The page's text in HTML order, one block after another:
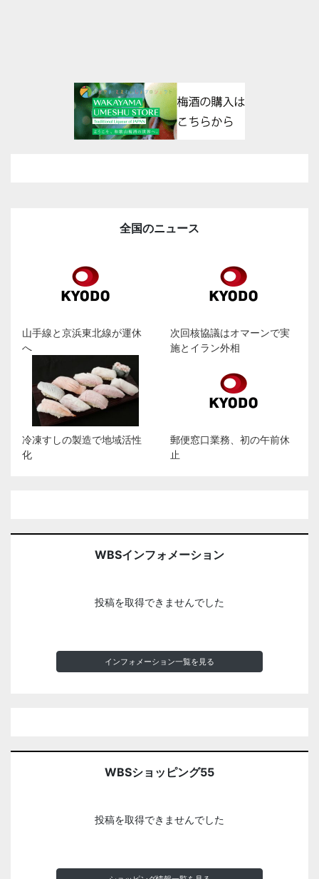
全国のニュース
山手線と京浜東北線が運休
へ
次回核協議はオマーンで実
施とイラン外相
冷凍すしの製造で地域活性
化
郵便窓口業務、初の午前休
止
WBSインフォメーション
投稿を取得できませんでした
インフォメーション一覧を見る
WBSショッピング55
投稿を取得できませんでした